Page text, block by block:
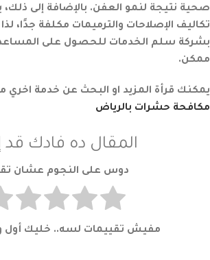
صحية نتيجة لنمو العفن. بالإضافة إلى
تكاليف الإصلاحات والترميمات مكلفة جدًا،
بشركة سلم الخدمات للحصول على
ممكن.
يمكنك قرأة المزيد او البحث عن خدمة اخري
مكافحة حشرات بالرياض
المقال ده فادك قد
دوس على النجوم عشان
مفيش تقييمات لسه.. خليك أول